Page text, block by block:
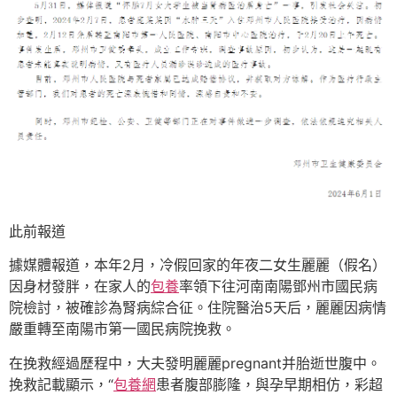
此前報道
據媒體報道，本年2月，冷假回家的年夜二女生麗麗（假名）
因身材發胖，在家人的包養率領下往河南南陽鄧州市國民病
院檢討，被確診為腎病綜合征。住院醫治5天后，麗麗因病情
嚴重轉至南陽市第一國民病院挽救。
在挽救經過歷程中，大夫發明麗麗pregnant并胎逝世腹中。
挽救記載顯示，“包養網患者腹部膨隆，與孕早期相仿，彩超